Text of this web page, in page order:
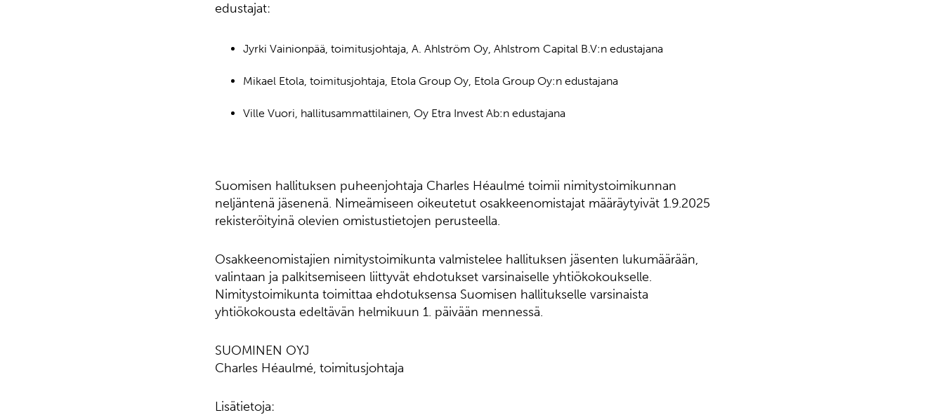
edustajat:
Jyrki Vainionpää, toimitusjohtaja, A. Ahlström Oy, Ahlstrom Capital B.V:n edustajana
Mikael Etola, toimitusjohtaja, Etola Group Oy, Etola Group Oy:n edustajana
Ville Vuori, hallitusammattilainen, Oy Etra Invest Ab:n edustajana
Suomisen hallituksen puheenjohtaja Charles Héaulmé toimii nimitystoimikunnan
neljäntenä jäsenenä. Nimeämiseen oikeutetut osakkeenomistajat määräytyivät 1.9.2025
rekisteröityinä olevien omistustietojen perusteella.
Osakkeenomistajien nimitystoimikunta valmistelee hallituksen jäsenten lukumäärään,
valintaan ja palkitsemiseen liittyvät ehdotukset varsinaiselle yhtiökokoukselle.
Nimitystoimikunta toimittaa ehdotuksensa Suomisen hallitukselle varsinaista
yhtiökokousta edeltävän helmikuun 1. päivään mennessä.
SUOMINEN OYJ
Charles Héaulmé, toimitusjohtaja
Lisätietoja: